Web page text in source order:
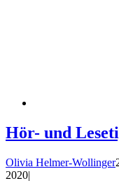
Hör- und
Olivia Helmer-Wollinger
2020|